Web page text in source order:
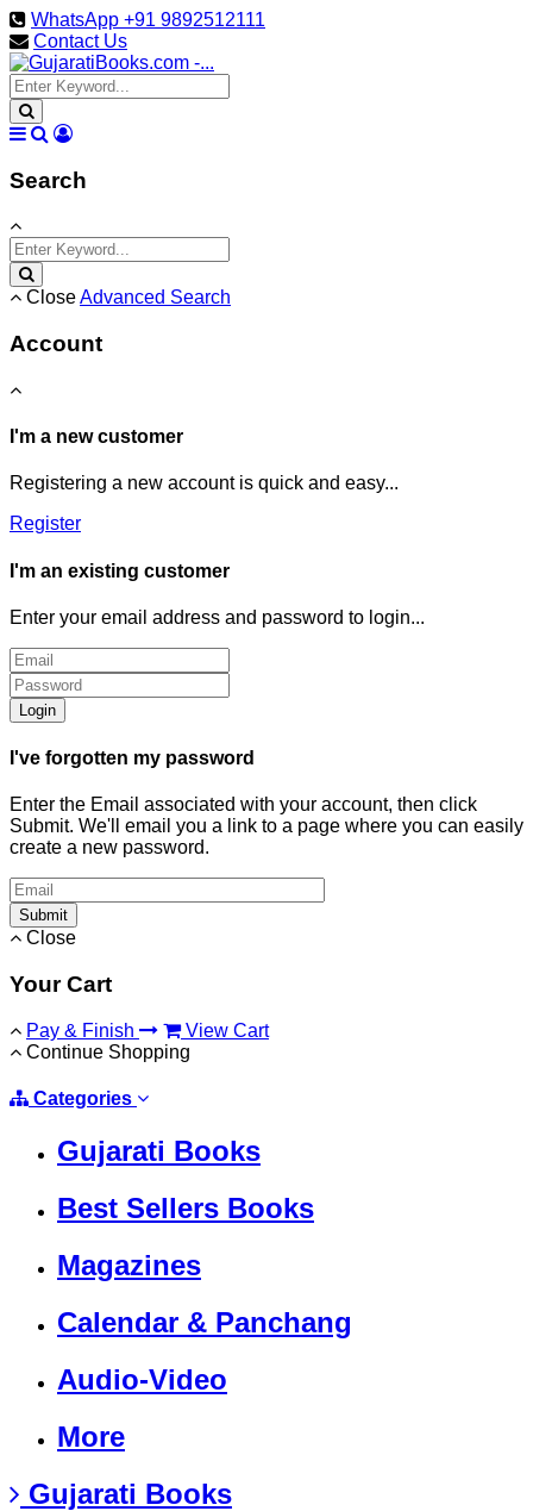
WhatsApp +91 9892512111
Contact Us
Search
CloseAdvanced Search
Account
I'm a new customer
Registering a new account is quick and easy...
Register
I'm an existing customer
Enter your email address and password to login...
Login
I've forgotten my password
Enter the Email associated with your account, then click
Submit. We'll email you a link to a page where you can easily
create a new password.
Submit
Close
Your Cart
Pay & Finish
View Cart
Continue Shopping
Categories
Gujarati Books
Best Sellers Books
Magazines
Calendar & Panchang
Audio-Video
More
Gujarati Books